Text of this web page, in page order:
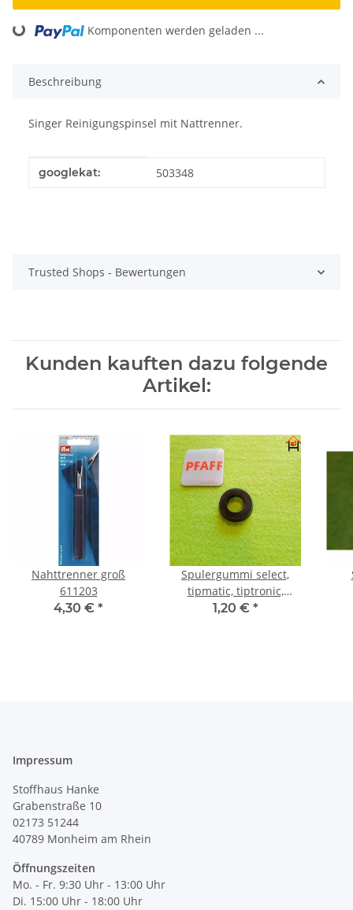
Loading... Komponenten werden geladen ...
Beschreibung
Singer Reinigungspinsel mit Nattrenner.
Produkteigenschaft
Wert
googlekat: 503348
Trusted Shops - Bewertungen
Kunden kauften dazu folgende
Artikel:
Nahttrenner groß
611203
4,30 € *
Spulergummi select,
tipmatic, tiptronic,
creative
1,20 € *
Impressum
Stoffhaus Hanke
Grabenstraße 10
02173 51244
40789 Monheim am Rhein
Öffnungszeiten
Mo. - Fr. 9:30 Uhr - 13:00 Uhr
Di. 15:00 Uhr - 18:00 Uhr